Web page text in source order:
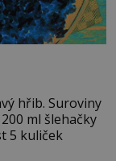
ml šlehačky
5 kuliček